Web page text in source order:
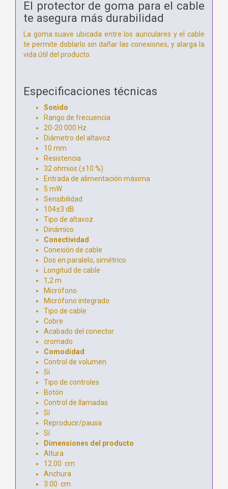
El protector de goma para el cable
te asegura más durabilidad
La goma suave ubicada entre los auriculares y el cable
te permite doblarlo sin dañar las conexiones, y alarga la
vida útil del producto.
Especificaciones técnicas
Sonido
Rango de frecuencia
20-20 000 Hz
Diámetro del altavoz
10 mm
Resistencia
32 ohmios (±10 %)
Entrada de alimentación máxima
5 mW
Sensibilidad
104±3 dB
Tipo de altavoz
Dinámico
Conectividad
Conexión de cable
Dos en paralelo, simétrico
Longitud de cable
1,2 m
Micrófono
Micrófono integrado
Tipo de cable
Cobre
Acabado del conector
cromado
Comodidad
Control de volumen
Sí
Tipo de controles
Botón
Control de llamadas
Sí
Reproducir/pausa
Sí
Dimensiones del producto
Altura
12.00 cm
Anchura
3.00 cm